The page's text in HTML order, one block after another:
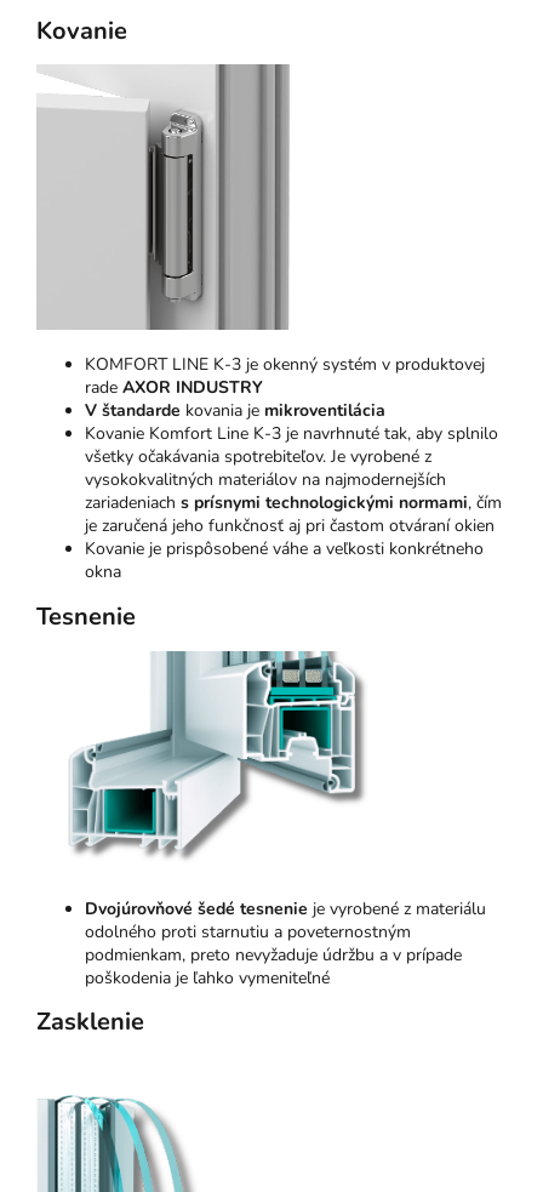
Kovanie
KOMFORT LINE K-3 je okenný systém v produktovej
rade AXOR INDUSTRY
V štandarde kovania je mikroventilácia
Kovanie Komfort Line K-3 je navrhnuté tak, aby splnilo
všetky očakávania spotrebiteľov. Je vyrobené z
vysokokvalitných materiálov na najmodernejších
zariadeniach s prísnymi technologickými normami, čím
je zaručená jeho funkčnosť aj pri častom otváraní okien
Kovanie je prispôsobené váhe a veľkosti konkrétneho
okna
Tesnenie
Dvojúrovňové šedé tesnenie je vyrobené z materiálu
odolného proti starnutiu a poveternostným
podmienkam, preto nevyžaduje údržbu a v prípade
poškodenia je ľahko vymeniteľné
Zasklenie